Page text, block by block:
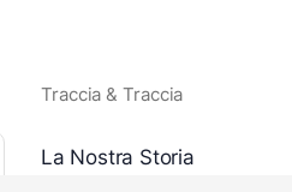
Traccia & Traccia
La Nostra Storia